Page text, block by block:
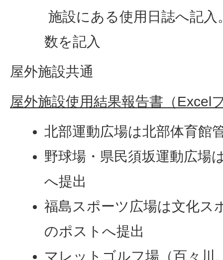
施設にある使用日誌へ記
数を記入
屋外施設共通
屋外施設使用結果報告書（Excel
北部運動広場は北部体育館
野球場・県民須坂運動広場​
へ提出
福島スポーツ広場は文化ス
のポストへ提出
マレットゴルフ場（百々川